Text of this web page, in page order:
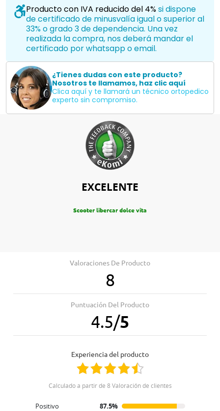
Producto con IVA reducido del 4%si dispone
de certificado de minusvalía igual o superior al
33% o grado 3 de dependencia. Una vez
realizada la compra, nos deberá mandar el
certificado por whatsapp o email.
¿Tienes dudas con este producto?
Nosotros te llamamos, haz clic aquí
Clica aquí y te llamará un técnico ortopedico
experto sin compromiso.
EXCELENTE
Scooter libercar dolce vita
Valoraciones De Producto
8
Puntuación Del Producto
4.5/5
Experiencia del producto
Calculado a partir de 8 Valoración de clientes
Positivo
87.5%